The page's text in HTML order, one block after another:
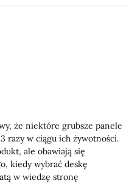
że niektóre grubsze panele
razy w ciągu ich żywotności.
ale obawiają się
kiedy wybrać deskę
w wiedzę stronę